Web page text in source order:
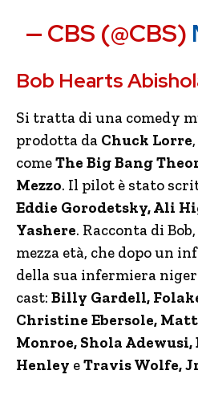
— CBS (@CBS)
Bob Hearts
Si tratta di una comedy
prodotta da Chuck Lorre
comeThe Big Bang
Mezzo. Il pilot è stato
Eddie Gorodetsky, Ali
Yashere. Racconta di
mezza età, che dopo un
della sua infermiera
cast: Billy Gardell,
Christine Ebersole,
Monroe, Shola
Henley eTravis Wolfe,